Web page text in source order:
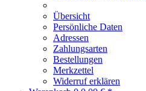
Übersicht
Persönliche Daten
Adressen
Zahlungsarten
Bestellungen
Merkzettel
Widerruf erklären